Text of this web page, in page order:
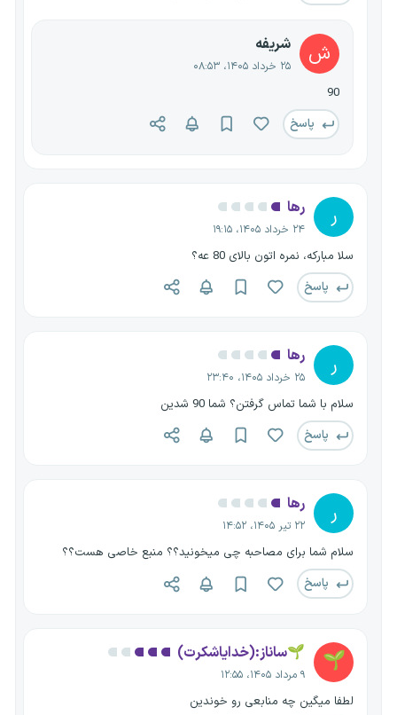
ش شریفه
۲۵ خرداد ۱۴۰۵، ۰۸:۵۳
90
پاسخ
ر رها
۲۴ خرداد ۱۴۰۵، ۱۹:۱۵
سلا مبارکه، نمره اتون بالای 80 عه؟
پاسخ
ر رها
۲۵ خرداد ۱۴۰۵، ۲۳:۴۰
سلام با شما تماس گرفتن؟ شما 90 شدین
پاسخ
ر رها
۲۲ تیر ۱۴۰۵، ۱۴:۵۲
سلام شما برای مصاحبه چی میخونید؟؟ منبع خاصی هست؟؟
پاسخ
🌱 🌱ساناز:(خدایاشکرت)
۹ مرداد ۱۴۰۵، ۱۲:۵۵
لطفا میگین چه منابعی رو خوندین